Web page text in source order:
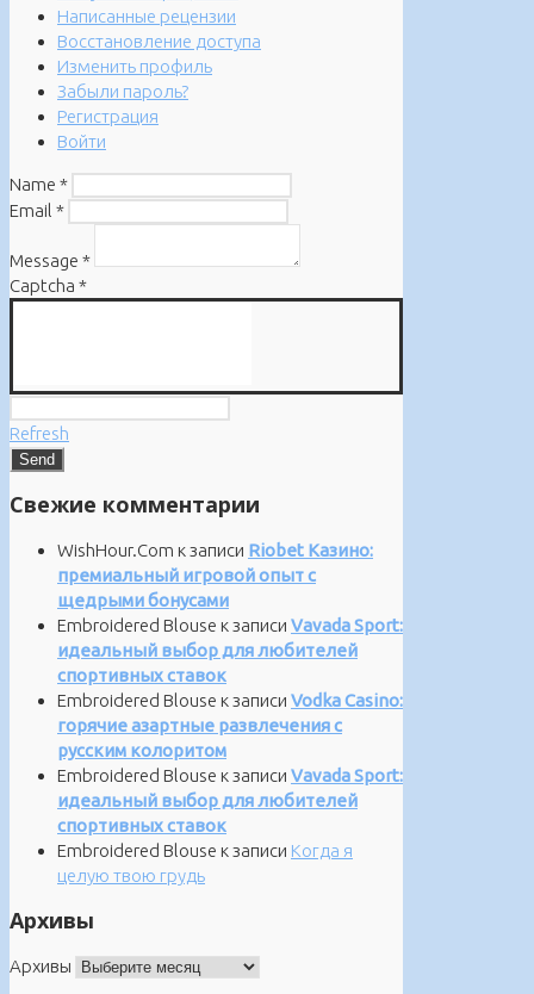
Написанные рецензии
Восстановление доступа
Изменить профиль
Забыли пароль?
Регистрация
Войти
Name *
Email *
Message *
Captcha *
Refresh
Свежие комментарии
WishHour.Com к записи Riobet Казино:
премиальный игровой опыт с
щедрыми бонусами
Embroidered Blouse к записи Vavada Sport:
идеальный выбор для любителей
спортивных ставок
Embroidered Blouse к записи Vodka Casino:
горячие азартные развлечения с
русским колоритом
Embroidered Blouse к записи Vavada Sport:
идеальный выбор для любителей
спортивных ставок
Embroidered Blouse к записи Когда я
целую твою грудь
Архивы
Архивы